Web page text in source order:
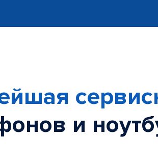
и